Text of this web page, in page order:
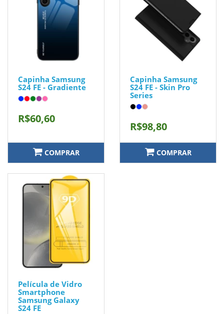
Capinha Samsung
S24 FE - Gradiente
R$60,60
COMPRAR
Capinha Samsung
S24 FE - Skin Pro
Series
R$98,80
COMPRAR
Película de Vidro
Smartphone
Samsung Galaxy
S24 FE